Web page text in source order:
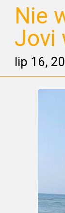
Nie
Jovi
lip 16,